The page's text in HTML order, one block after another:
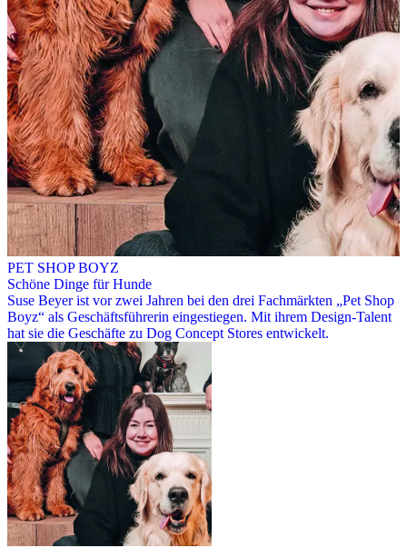
PET SHOP BOYZ
Schöne Dinge für Hunde
Suse Beyer ist vor zwei Jahren bei den drei Fachmärkten „Pet Shop
Boyz“ als Geschäftsführerin eingestiegen. Mit ihrem Design-Talent
hat sie die Geschäfte zu Dog Concept Stores entwickelt.